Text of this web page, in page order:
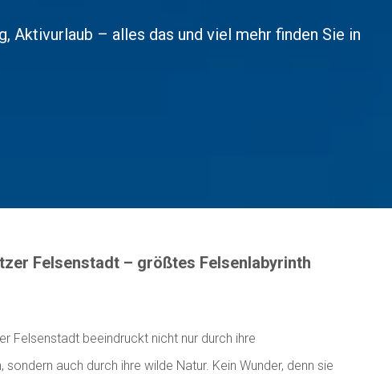
Aktivurlaub – alles das und viel mehr finden Sie in
Felsenstadt – größtes Felsenlabyrinth
Felsenstadt beeindruckt nicht nur durch ihre
auch durch ihre wilde Natur. Kein Wunder, denn sie